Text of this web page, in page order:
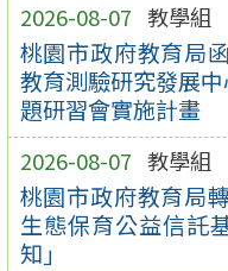
2026-08-07 教學組
桃園市政府教育局
教育測驗研究發展
題研習會實施計畫
2026-08-07 教學組
桃園市政府教育局
生態保育公益信託
知」